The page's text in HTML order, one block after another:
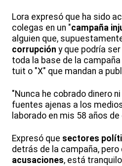
Lora expresó que ha sido
colegas en un "campaña
alguien que,
corrupción y que podría
toda la base de la
tuit o "X" que mandan a
"Nunca he cobrado dinero ni
fuentes ajenas a los
laborado en mis 58 años
Expresó que sectores
detrás de la campaña,
acusaciones, está